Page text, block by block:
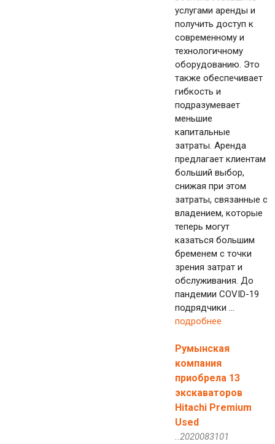
услугами аренды и
получить доступ к
современному и
технологичному
оборудованию. Это
также обеспечивает
гибкость и
подразумевает
меньшие
капитальные
затраты. Аренда
предлагает клиентам
больший выбор,
снижая при этом
затраты, связанные с
владением, которые
теперь могут
казаться большим
бременем с точки
зрения затрат и
обслуживания. До
пандемии COVID-19
подрядчики ...
подробнее
Румынская
компания
приобрела 13
экскаваторов
Hitachi Premium
Used
..2020083101